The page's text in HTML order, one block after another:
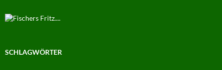
SCHLAGWÖRTER